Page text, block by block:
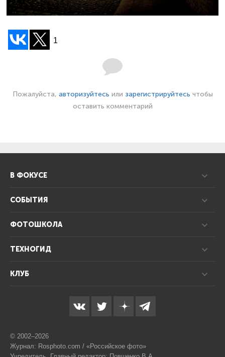
1
Пожалуйста, авторизуйтесь или зарегистрируйтесь чтобы
оставить комментарий
В ФОКУСЕ
СОБЫТИЯ
ФОТОШКОЛА
ТЕХНОГИД
КЛУБ
© 2002–2026
Журнал: Rosphoto.com / «Российское фото»